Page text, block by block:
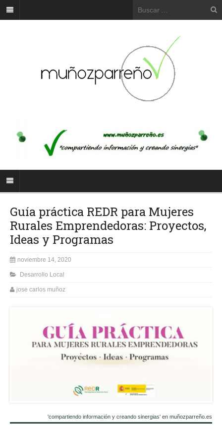
Guía práctica REDR para Mujeres
Rurales Emprendedoras: Proyectos,
Ideas y Programas
noviembre 14, 2020
Desarrollo Local
jose carlos muñoz
'compartiendo información y creando sinergias' en muñozparreño.es